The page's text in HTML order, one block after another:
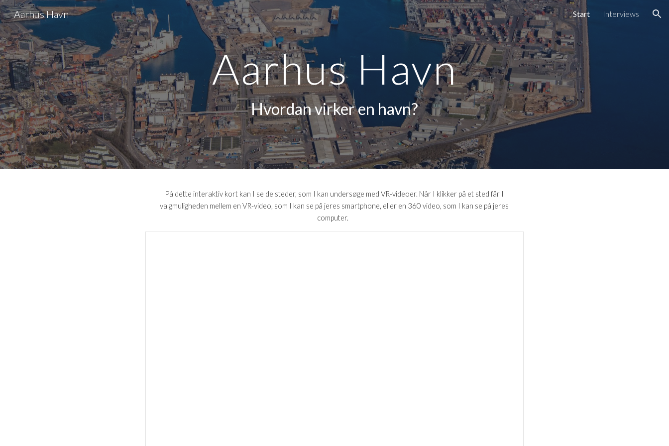
Skip to main content Skip to navigation
Aarhus Havn Start Interviews
Aarhus Havn
Hvordan virker en havn?
På dette interaktiv kort kan I se de steder, som I kan undersøge med VR-videoer. Når I klikker på et sted får I
valgmuligheden mellem en VR-video, som I kan se på jeres smartphone, eller en 360 video, som I kan se på jeres
computer.